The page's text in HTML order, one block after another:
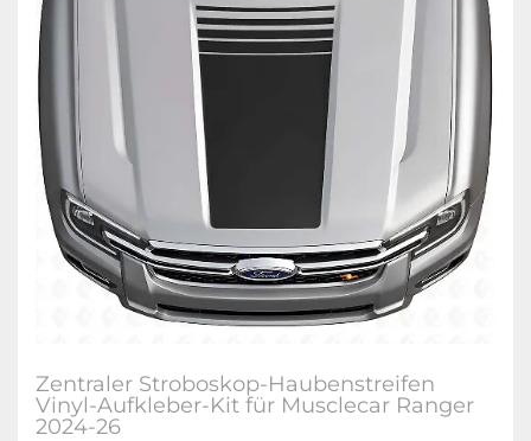
Zentraler Stroboskop-Haubenstreifen
Vinyl-Aufkleber-Kit für Musclecar Ranger
2024-26